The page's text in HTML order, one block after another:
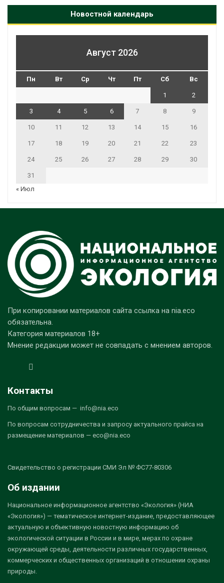
Новостной календарь
Август 2026
Пн Вт Ср Чт Пт Сб Вс
1 2
3 4 5 6 7 8 9
10 11 12 13 14 15 16
17 18 19 20 21 22 23
24 25 26 27 28 29 30
31
« Июл
При копировании материалов сайта ссылка на nia.eco
обязательна.
Категория материалов 18+
Мнение редакции может не совпадать с мнением авторов.
Контакты
По общим вопросам — info@nia.eco
По вопросам сотрудничества и запросу актуального прайса на
размещение материалов — eco@nia.eco
Свидетельство о регистрации СМИ Эл № ФС77-80306
Об издании
Национальное информационное агентство «Экология» (НИА
«Экология») — тематическое интернет-издание, предоставляющее
актуальную и объективную новостную информацию об
экологической ситуации в России и в мире, мерах по охране
окружающей среды, деятельности различных государственных,
коммерческих и общественных организаций в отношении охраны
природы.